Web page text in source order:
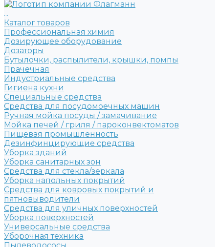
...
Каталог товаров
Профессиональная химия
Дозирующее оборудование
Дозаторы
Бутылочки, распылители, крышки, помпы
Прачечная
Индустриальные средства
Гигиена кухни
Специальные средства
Средства для посудомоечных машин
Ручная мойка посуды / замачивание
Мойка печей / гриля / пароконвектоматов
Пищевая промышленность
Дезинфинцирующие средства
Уборка зданий
Уборка санитарных зон
Средства для стекла/зеркала
Уборка напольных покрытий
Средства для ковровых покрытий и
пятновыводители
Средства для уличных поверхностей
Уборка поверхностей
Универсальные средства
Уборочная техника